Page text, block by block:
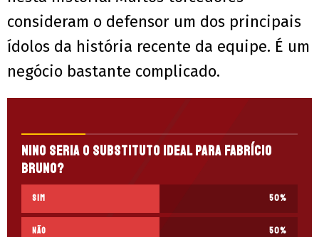
consideram o defensor um dos principais
ídolos da história recente da equipe. É um
negócio bastante complicado.
Nino seria o substituto ideal para Fabrício
Bruno?
Sim 50%
Não 50%